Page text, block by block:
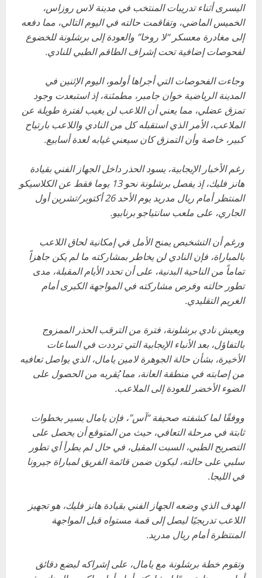
اليسرى أثناء تدريبات المنتخب في مدينة لاس روزاس،
الخميس الماضي، وتفاقمت حالته في اليوم التالي، مما دفعه
إلى مغادرة معسكر “لا روخا” والعودة إلى برشلونة للخضوع
لفحوصات إضافية تحت إشراف الطاقم الطبي للنادي.
وجاءت الفحوصات التي أجراها أولمو، اليوم الإثنين في
المدينة الرياضية خوان جامبر، مطمئنة، إذ استبعدت وجود
تمزق عضلي، مما يعني أن اللاعب لن يغيب لفترة طويلة عن
الملاعب، الأمر الذي استقبله كل من النادي واللاعب بارتياح
كبير، خاصة وأن التمزق كان سيعني غيابه لعدة أسابيع.
رغم الأخبار الإيجابية، يسود الحذر داخل الجهاز الفني بقيادة
هانز فليك، إذ يفصل برشلونة نحو 13 يوما فقط عن الكلاسيكو
المنتظر أمام ريال مدريد يوم الأحد 26 أكتوبر/تشرين أول
الجاري، على ملعب سانتياجو برنابيو.
ورغم أن التشخيص يمنح الأمل في إمكانية لحاق اللاعب
بالمباراة، فإن النادي لن يخاطر بمشاركته ما لم يكن جاهزاً
تماماً من الناحية البدنية، على أن تحدد الأيام المقبلة، مدى
تطور حالته وفرص مشاركته في المواجهة الكبرى أمام
الغريم التقليدي.
ويعيش نادي برشلونة، فترة من الترقب الحذر الممزوج
بالتفاؤل، بعد الأنباء الإيجابية التي ترددت في الساعات
الأخيرة، بشأن حالة الجوهرة لامين يامال، الذي يواصل تعافيه
من إصابته في منطقة العانة، مما يُقربه من الحصول على
الضوء الأخضر للعودة إلى الملاعب.
ووفقًا لما كشفته صحيفة “آس”، فإن يامال يسير بخطوات
ثابتة في مرحلة التعافي، حيث من المتوقع أن يحصل على
التصريح الطبي، السبت المقبل، في حال لم يطرأ أي تطور
سلبي على حالته، ليكون ضمن قائمة الفريق لمباراة جيرونا
في الليجا.
الهدف الذي وضعه الجهاز الفني بقيادة هانز فليك، هو تجهيز
اللاعب تدريجيًا ليصل إلى قمة مستواه قبل المواجهة
المنتظرة أمام ريال مدريد.
وتقوم خطة برشلونة مع يامال، على إشراكه لبضع دقائق